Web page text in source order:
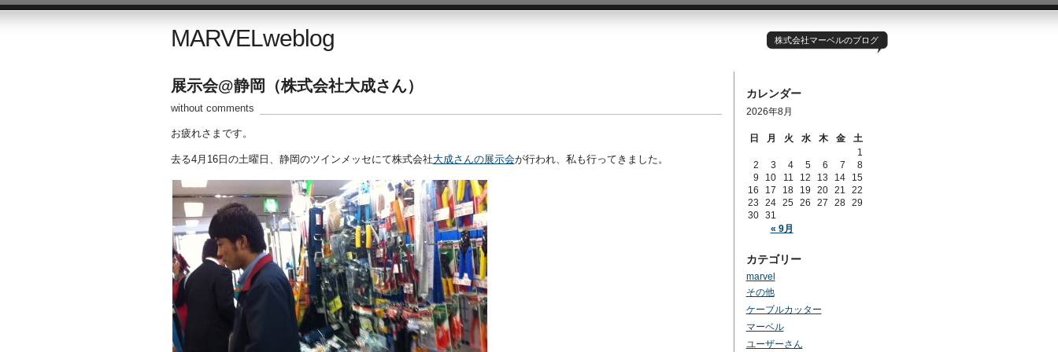
MARVELweblog 株式会社マーベルのブログ
展示会@静岡（株式会社大成さん）
without comments
お疲れさまです。
去る4月16日の土曜日、静岡のツインメッセにて株式会社大成さんの展示会が行われ、私も行ってきました。
カレンダー
2026年8月
日 月 火 水 木 金 土
« 9月
1
2
3 4 5 6 7
8
9
10 11 12 13 14
15
16
17 18 19 20 21
22
23
24 25 26 27 28
29
30
31
カテゴリー
marvel
その他
ケーブルカッター
マーベル
ユーザーさん